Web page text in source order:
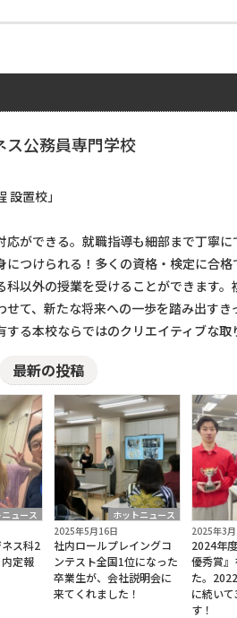
ス公務員専門学校
設置校」
応ができる。就職指導も細部まで丁寧
につけられる！多くの資格・検定に合格
科以外の授業を受けることができます。
せて、新たな将来への一歩を踏み出すき
る本校ならではのクリエイティブな取
最新の投稿
ュース
ス科2
定報
ホットニュース
2025年5月16日
社内ロールプレイングコ
ンテスト全国1位になった
卒業生が、会社説明会に
来てくれました！
2025年3
2024年
優秀賞
た。
に続い
す！